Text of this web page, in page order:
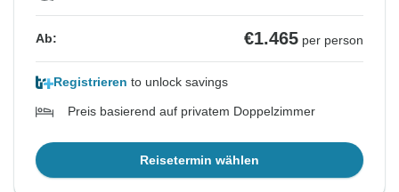
Ab: €1.465 per person
Registrieren to unlock savings
Preis basierend auf privatem Doppelzimmer
Reisetermin wählen